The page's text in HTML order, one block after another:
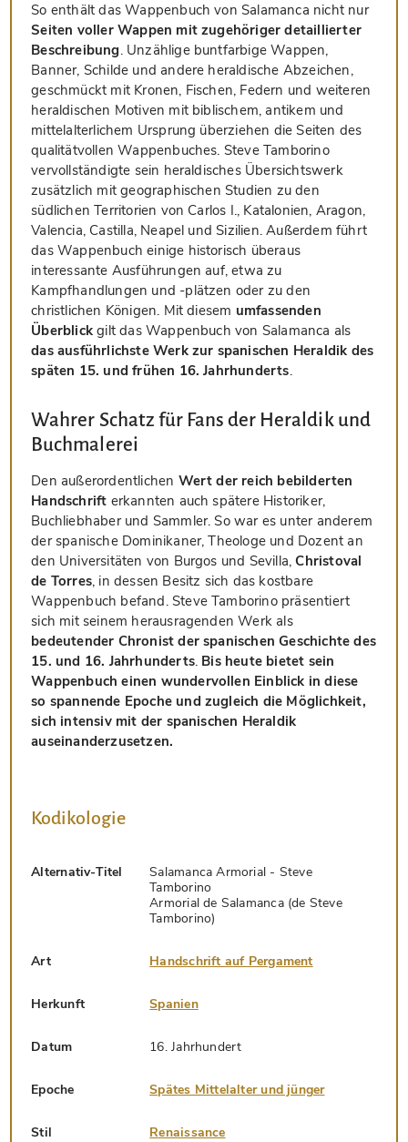
So enthält das Wappenbuch von Salamanca nicht nur
Seiten voller Wappen mit zugehöriger detaillierter
Beschreibung. Unzählige buntfarbige Wappen,
Banner, Schilde und andere heraldische Abzeichen,
geschmückt mit Kronen, Fischen, Federn und weiteren
heraldischen Motiven mit biblischem, antikem und
mittelalterlichem Ursprung überziehen die Seiten des
qualitätvollen Wappenbuches. Steve Tamborino
vervollständigte sein heraldisches Übersichtswerk
zusätzlich mit geographischen Studien zu den
südlichen Territorien von Carlos I., Katalonien, Aragon,
Valencia, Castilla, Neapel und Sizilien. Außerdem führt
das Wappenbuch einige historisch überaus
interessante Ausführungen auf, etwa zu
Kampfhandlungen und -plätzen oder zu den
christlichen Königen. Mit diesem umfassenden
Überblick gilt das Wappenbuch von Salamanca als
das ausführlichste Werk zur spanischen Heraldik des
späten 15. und frühen 16. Jahrhunderts.
Wahrer Schatz für Fans der Heraldik und
Buchmalerei
Den außerordentlichen Wert der reich bebilderten
Handschrift erkannten auch spätere Historiker,
Buchliebhaber und Sammler. So war es unter anderem
der spanische Dominikaner, Theologe und Dozent an
den Universitäten von Burgos und Sevilla,Christoval
de Torres, in dessen Besitz sich das kostbare
Wappenbuch befand. Steve Tamborino präsentiert
sich mit seinem herausragenden Werk als
bedeutender Chronist der spanischen Geschichte des
15. und 16. Jahrhunderts. Bis heute bietet sein
Wappenbuch einen wundervollen Einblick in diese
so spannende Epoche und zugleich die Möglichkeit,
sich intensiv mit der spanischen Heraldik
auseinanderzusetzen.
Kodikologie
Alternativ-Titel
Salamanca Armorial - Steve
Tamborino
Armorial de Salamanca (de Steve
Tamborino)
Art Handschrift auf Pergament
Herkunft Spanien
Datum 16. Jahrhundert
Epoche Spätes Mittelalter und jünger
Stil Renaissance